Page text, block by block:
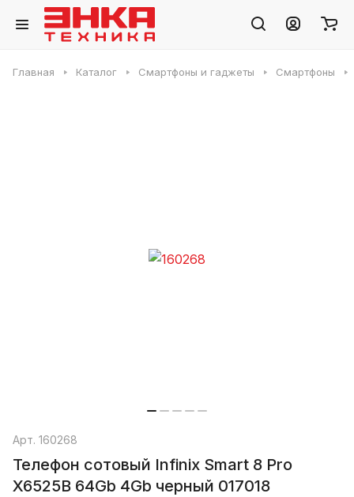
Главная Каталог Смартфоны и гаджеты Смартфоны
Арт. 160268
Телефон сотовый Infinix Smart 8 Pro
X6525B 64Gb 4Gb черный 017018